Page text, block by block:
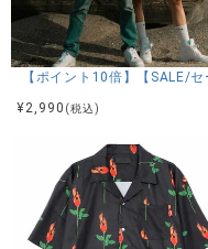
【ポイント10倍】【SALE/
¥2,990 (税込)